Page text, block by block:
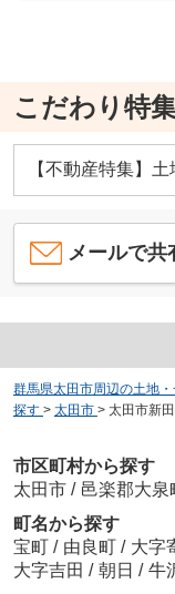
こだわり特
【不動産特集】土
メールで共
群馬県太田市周辺の土地
探す > 太田市 > 太田市新
市区町村から探す
太田市 / 邑楽郡大泉
町名から探す
宝町 / 由良町 / 大字
大字吉田 / 朝日 / 牛